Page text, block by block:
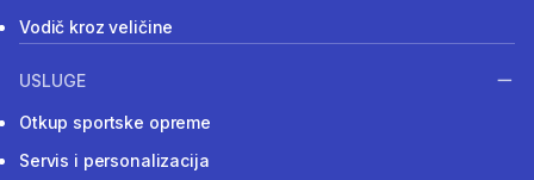
Vodič kroz veličine
USLUGE
Otkup sportske opreme
Servis i personalizacija